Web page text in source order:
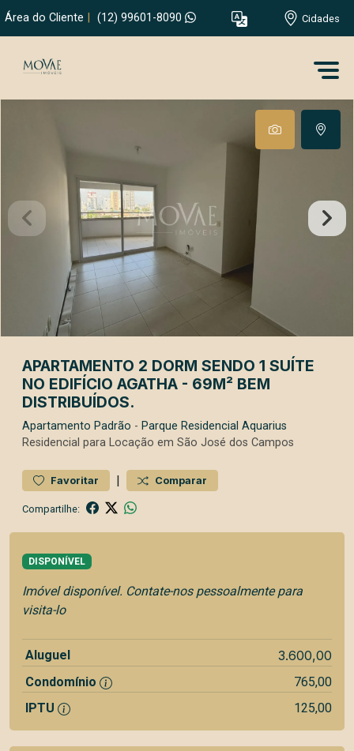
Área do Cliente (12) 99601-8090 Cidades
APARTAMENTO 2 DORM SENDO 1 SUÍTE
NO EDIFÍCIO AGATHA - 69M² BEM
DISTRIBUÍDOS.
Apartamento Padrão - Parque Residencial Aquarius
Residencial para Locação em São José dos Campos
Favoritar | Comparar
Compartilhe:
DISPONÍVEL
Imóvel disponível. Contate-nos pessoalmente para
visita-lo
Aluguel 3.600,00
Condomínio
765,00
IPTU
125,00